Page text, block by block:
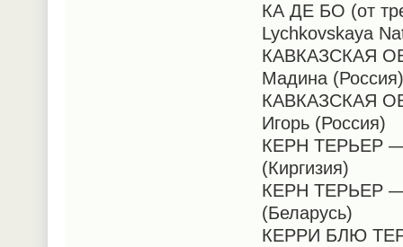
КА ДЕ БО (от
Lychkovskaya
КАВКАЗСКАЯ
Мадина (Россия)
КАВКАЗСКАЯ
Игорь (Россия)
КЕРН ТЕРЬЕР —
(Киргизия)
КЕРН ТЕРЬЕР —
(Беларусь)
КЕРРИ БЛЮ